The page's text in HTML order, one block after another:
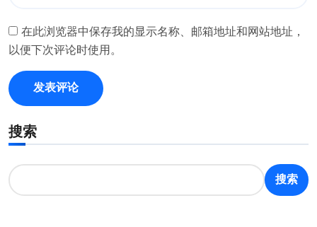
在此浏览器中保存我的显示名称、邮箱地址和网站地址，
以便下次评论时使用。
搜索
搜索